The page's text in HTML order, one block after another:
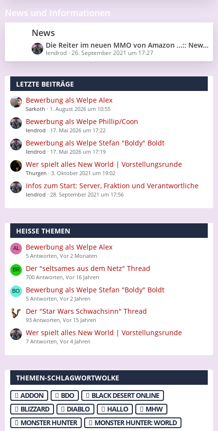
t
e
B
e
i
t
r
g
e
News und Informationen
News
L
e
t
t
e
e
i
t
r
g
e
Die Reiter im neuen MMO von Amazon ...:: New World ::...
lendrod 26. September 2021 um 17:27
LETZTE BEITRÄGE
Bewerbung als Welpe Alex
Sarkoth 1. August 2026 um 10:55
Bewerbung als Welpe Phillip/Coon
lendrod 17. Mai 2026 um 17:22
Bewerbung als Welpe Stefan "Boldy" Boldt
lendrod 17. Mai 2026 um 17:19
Wer spielt alles New World | Vorstellungsrunde
Thurgen 3. Oktober 2021 um 19:02
Infos zum Start: Server, Fraktion und Verantwortliche
lendrod 28. September 2021 um 17:56
HEISSE THEMEN
Bewerbung als Welpe Alex
5 Antworten, Vor 2 Monaten
Der "seltsames aus dem Netz" Thread
700 Antworten, Vor 16 Jahren
Bewerbung als Welpe Stefan "Boldy" Boldt
5 Antworten, Vor 2 Jahren
Der "Star Wars Schwachsinn" Thread
93 Antworten, Vor 15 Jahren
Wer spielt alles New World | Vorstellungsrunde
7 Antworten, Vor 4 Jahren
THEMEN-SCHLAGWORTWOLKE
ADDON
BDO
BLACK DESERT ONLINE
BLIZZARD
DIABLO HALLO
MHW
MONSTER HUNTER
MONSTER HUNTER: WORLD